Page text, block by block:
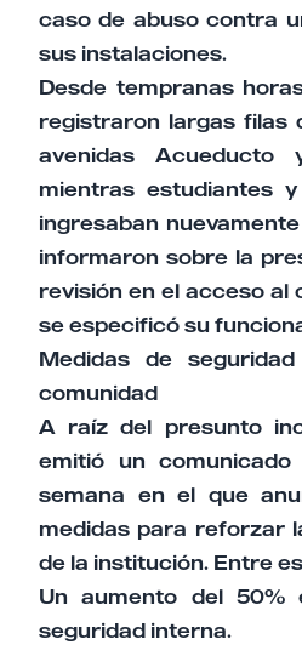
caso de abuso contra
sus instalaciones.
Desde tempranas
registraron largas filas
avenidas Acueducto
mientras estudiantes
ingresaban
informaron sobre la
revisión en el acceso al
se especificó su
Medidas de
comunidad
A raíz del presunto
emitió un
semana en el que
medidas para reforzar
de la institución. Entre
Un aumento del 50%
seguridad interna.